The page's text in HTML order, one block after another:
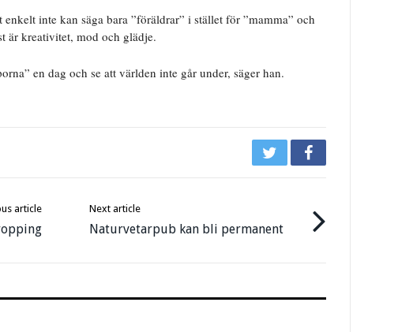
inte kan säga bara ”föräldrar” i stället för ”mamma” och
är kreativitet, mod och glädje.
en dag och se att världen inte går under, säger han.
article Next article
Naturvetarpub kan bli permanent